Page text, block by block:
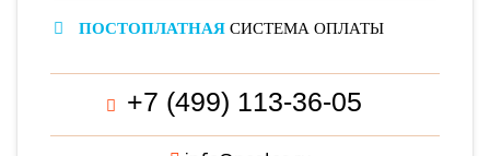
ПОСТОПЛАТНАЯ СИСТЕМА ОПЛАТЫ
+7 (499) 113-36-05